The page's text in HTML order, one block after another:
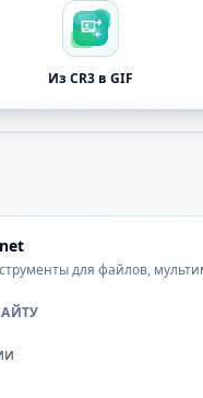
Из CR3 в GIF
для файлов,